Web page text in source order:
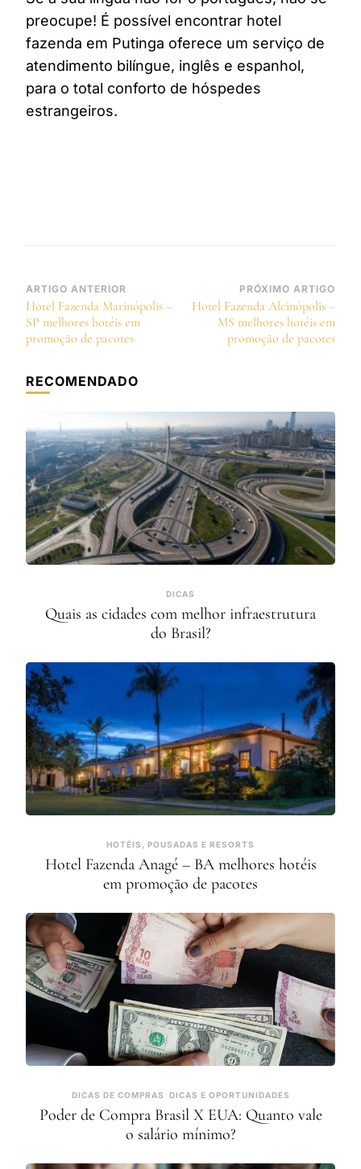
preocupe! É possível encontrar hotel
fazenda em Putinga oferece um serviço de
atendimento bilíngue, inglês e espanhol,
para o total conforto de hóspedes
estrangeiros.
Navegação
de
post
ARTIGO ANTERIOR
Hotel Fazenda Marinópolis –
SP melhores hotéis em
promoção de pacotes
PRÓXIMO ARTIGO
Hotel Fazenda Alcinópolis –
MS melhores hotéis em
promoção de pacotes
RECOMENDADO
DICAS
Quais as cidades com melhor infraestrutura
do Brasil?
HOTÉIS, POUSADAS E RESORTS
Hotel Fazenda Anagé – BA melhores hotéis
em promoção de pacotes
DICAS DE COMPRAS DICAS E OPORTUNIDADES
Poder de Compra Brasil X EUA: Quanto vale
o salário mínimo?